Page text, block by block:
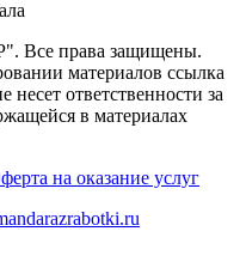
права защищены.
материалов ссылка
несет ответственности за
в материалах
на оказание услуг